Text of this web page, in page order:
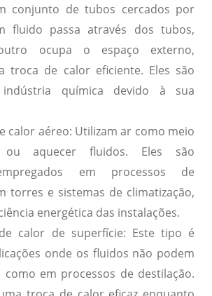
conjunto de tubos cercados por
fluido passa através dos tubos,
ocupa o espaço externo,
troca de calor eficiente. Eles são
química devido à sua
calor aéreo: Utilizam ar como meio
aquecer fluidos. Eles são
em processos de
torres e sistemas de climatização,
energética das instalações.
calor de superfície: Este tipo é
onde os fluidos não podem
em processos de destilação.